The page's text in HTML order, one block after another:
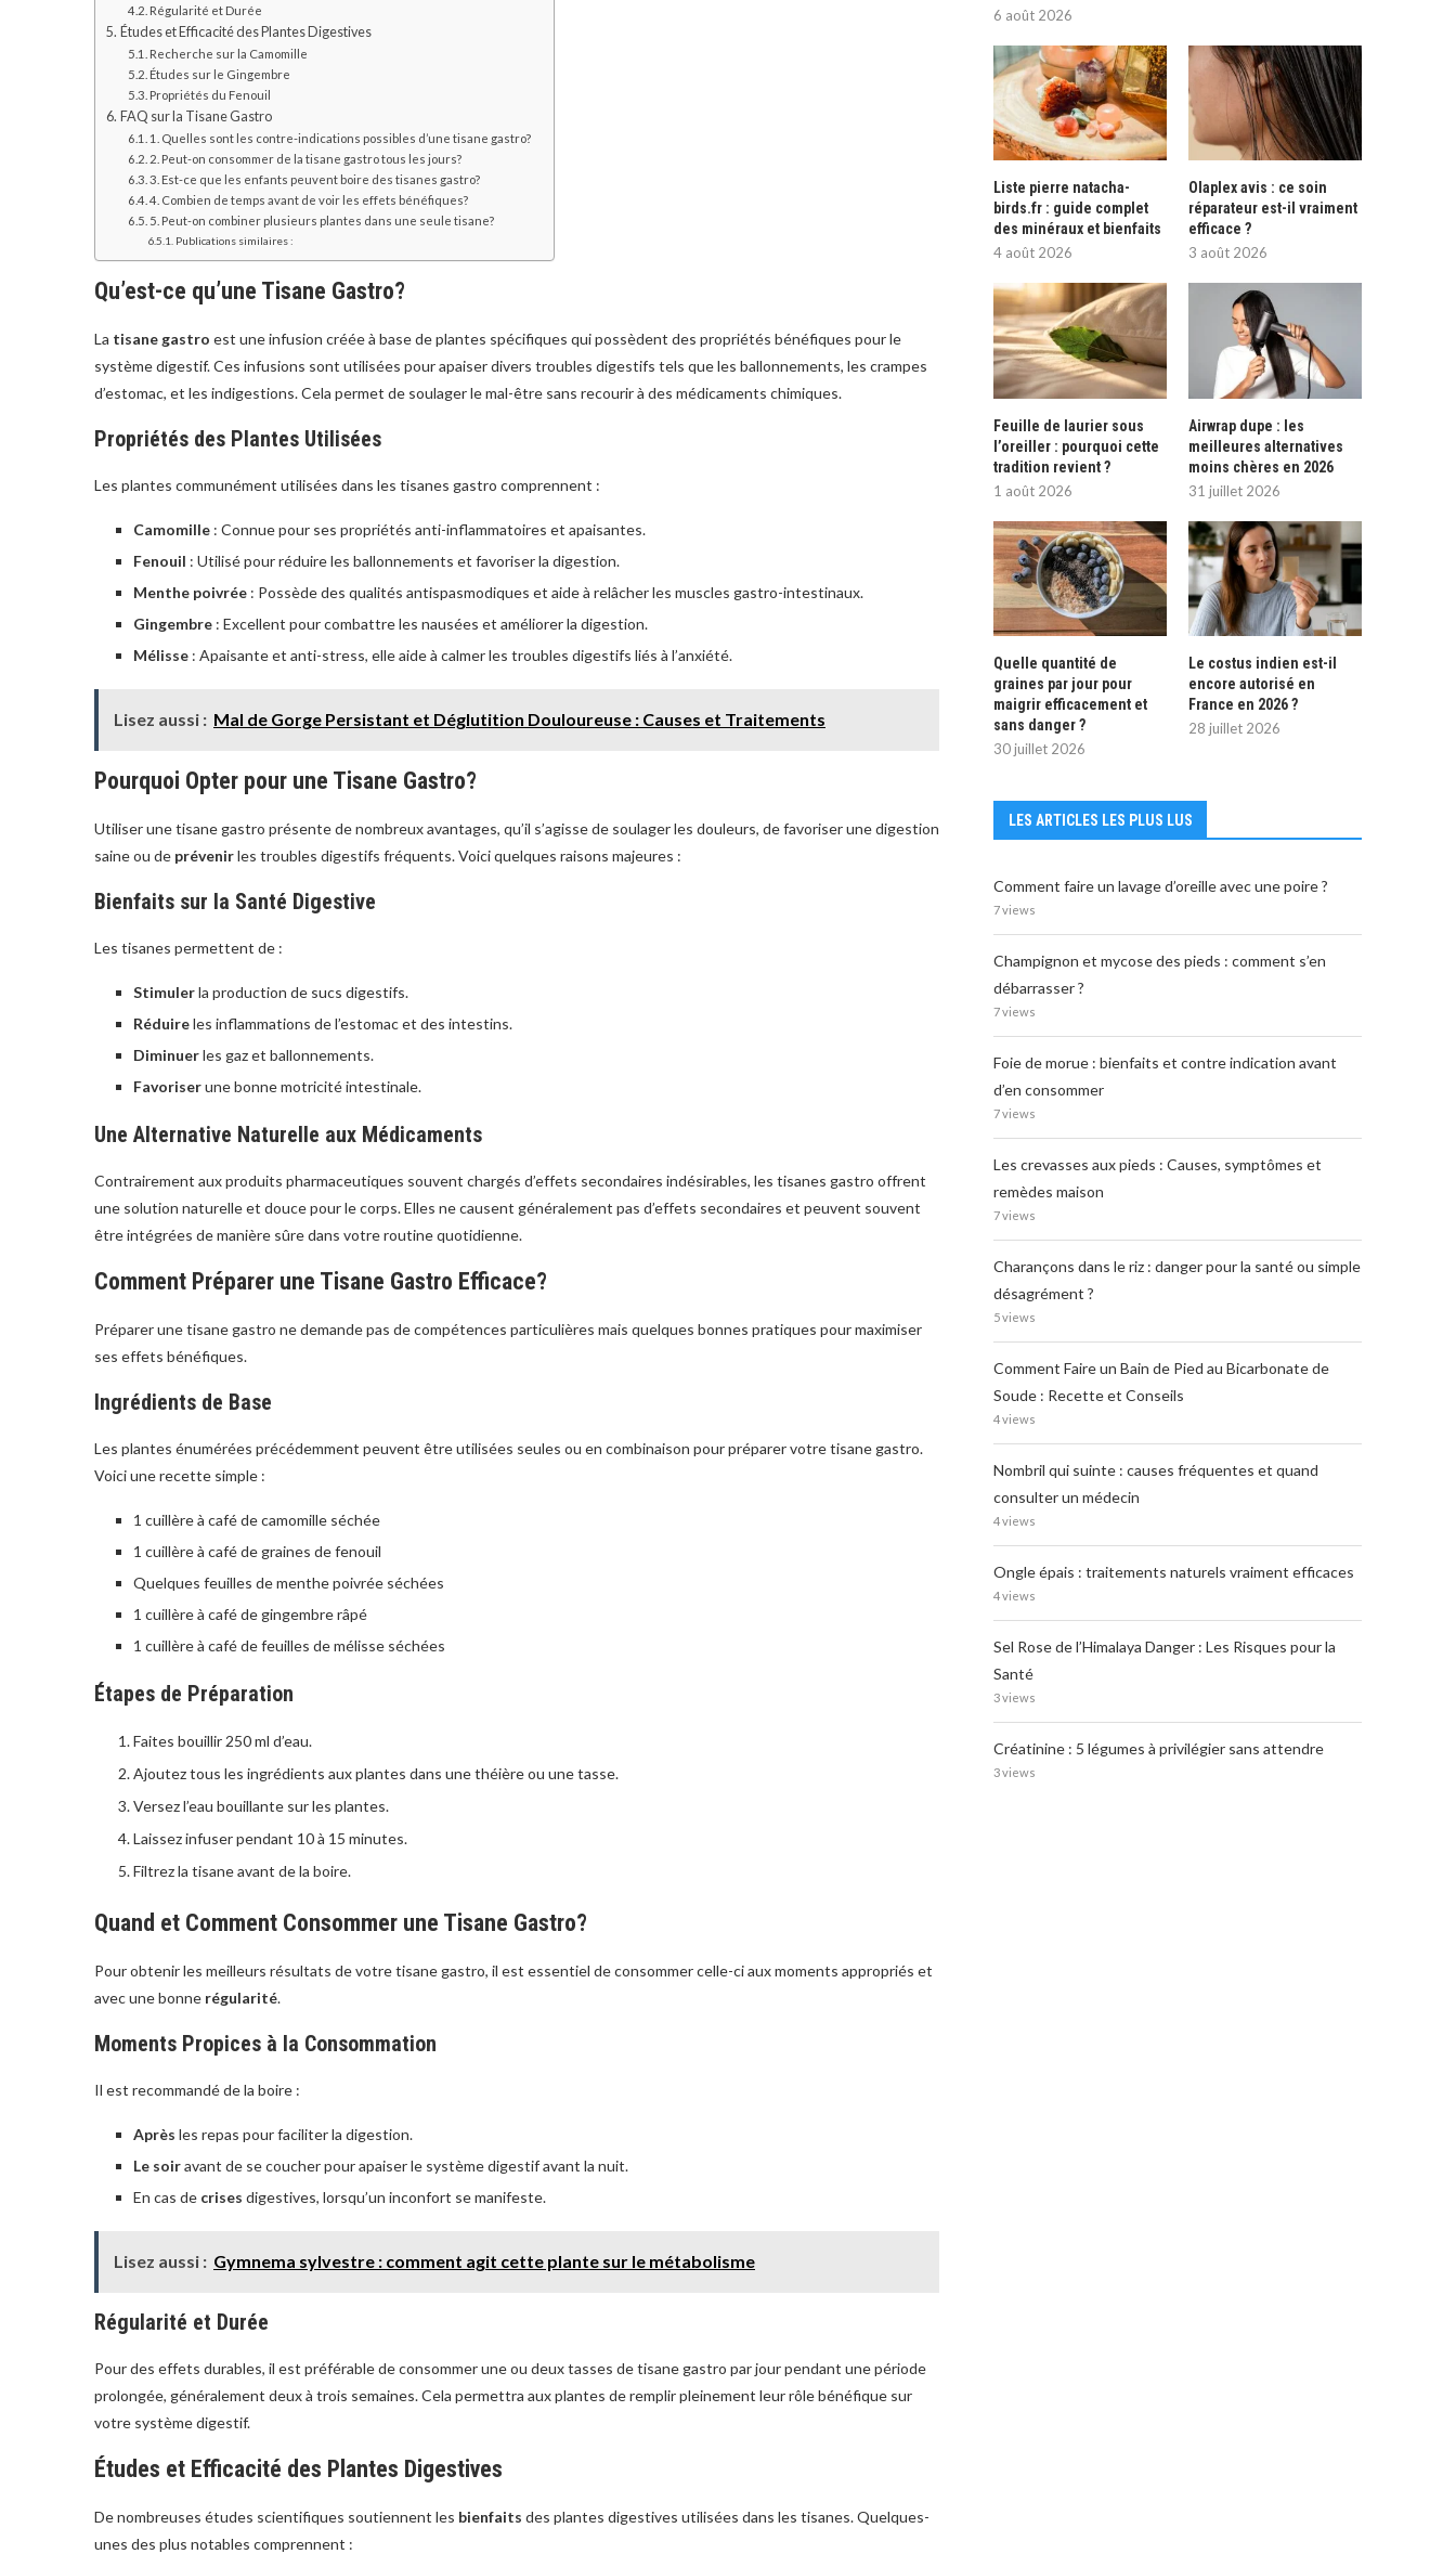
Régularité et Durée
Études et Efficacité des Plantes Digestives
Recherche sur la Camomille
Études sur le Gingembre
Propriétés du Fenouil
FAQ sur la Tisane Gastro
1. Quelles sont les contre-indications possibles d’une tisane gastro?
2. Peut-on consommer de la tisane gastro tous les jours?
3. Est-ce que les enfants peuvent boire des tisanes gastro?
4. Combien de temps avant de voir les effets bénéfiques?
5. Peut-on combiner plusieurs plantes dans une seule tisane?
Publications similaires :
Qu’est-ce qu’une Tisane Gastro?
La tisane gastro est une infusion créée à base de plantes spécifiques qui possèdent des propriétés bénéfiques pour le
système digestif. Ces infusions sont utilisées pour apaiser divers troubles digestifs tels que les ballonnements, les crampes
d’estomac, et les indigestions. Cela permet de soulager le mal-être sans recourir à des médicaments chimiques.
Propriétés des Plantes Utilisées
Les plantes communément utilisées dans les tisanes gastro comprennent :
Camomille : Connue pour ses propriétés anti-inflammatoires et apaisantes.
Fenouil : Utilisé pour réduire les ballonnements et favoriser la digestion.
Menthe poivrée : Possède des qualités antispasmodiques et aide à relâcher les muscles gastro-intestinaux.
Gingembre : Excellent pour combattre les nausées et améliorer la digestion.
Mélisse : Apaisante et anti-stress, elle aide à calmer les troubles digestifs liés à l’anxiété.
Lisez aussi : Mal de Gorge Persistant et Déglutition Douloureuse : Causes et Traitements
Pourquoi Opter pour une Tisane Gastro?
Utiliser une tisane gastro présente de nombreux avantages, qu’il s’agisse de soulager les douleurs, de favoriser une digestion
saine ou de prévenirles troubles digestifs fréquents. Voici quelques raisons majeures :
Bienfaits sur la Santé Digestive
Les tisanes permettent de :
Stimulerla production de sucs digestifs.
Réduireles inflammations de l’estomac et des intestins.
Diminuerles gaz et ballonnements.
Favoriserune bonne motricité intestinale.
Une Alternative Naturelle aux Médicaments
Contrairement aux produits pharmaceutiques souvent chargés d’effets secondaires indésirables, les tisanes gastro offrent
une solution naturelle et douce pour le corps. Elles ne causent généralement pas d’effets secondaires et peuvent souvent
être intégrées de manière sûre dans votre routine quotidienne.
Comment Préparer une Tisane Gastro Efficace?
Préparer une tisane gastro ne demande pas de compétences particulières mais quelques bonnes pratiques pour maximiser
ses effets bénéfiques.
Ingrédients de Base
Les plantes énumérées précédemment peuvent être utilisées seules ou en combinaison pour préparer votre tisane gastro.
Voici une recette simple :
1 cuillère à café de camomille séchée
1 cuillère à café de graines de fenouil
Quelques feuilles de menthe poivrée séchées
1 cuillère à café de gingembre râpé
1 cuillère à café de feuilles de mélisse séchées
Étapes de Préparation
Faites bouillir 250 ml d’eau.
Ajoutez tous les ingrédients aux plantes dans une théière ou une tasse.
Versez l’eau bouillante sur les plantes.
Laissez infuser pendant 10 à 15 minutes.
Filtrez la tisane avant de la boire.
Quand et Comment Consommer une Tisane Gastro?
Pour obtenir les meilleurs résultats de votre tisane gastro, il est essentiel de consommer celle-ci aux moments appropriés et
avec une bonne régularité.
Moments Propices à la Consommation
Il est recommandé de la boire :
Après les repas pour faciliter la digestion.
Le soiravant de se coucher pour apaiser le système digestif avant la nuit.
En cas de crises digestives, lorsqu’un inconfort se manifeste.
Lisez aussi : Gymnema sylvestre : comment agit cette plante sur le métabolisme
Régularité et Durée
Pour des effets durables, il est préférable de consommer une ou deux tasses de tisane gastro par jour pendant une période
prolongée, généralement deux à trois semaines. Cela permettra aux plantes de remplir pleinement leur rôle bénéfique sur
votre système digestif.
Études et Efficacité des Plantes Digestives
De nombreuses études scientifiques soutiennent les bienfaits des plantes digestives utilisées dans les tisanes. Quelques-
unes des plus notables comprennent :
6 août 2026
Liste pierre natacha-
birds.fr : guide complet
des minéraux et bienfaits
4 août 2026
Olaplex avis : ce soin
réparateur est-il vraiment
efficace ?
3 août 2026
Feuille de laurier sous
l’oreiller : pourquoi cette
tradition revient ?
1 août 2026
Airwrap dupe : les
meilleures alternatives
moins chères en 2026
31 juillet 2026
Quelle quantité de
graines par jour pour
maigrir efficacement et
sans danger ?
30 juillet 2026
Le costus indien est-il
encore autorisé en
France en 2026 ?
28 juillet 2026
LES ARTICLES LES PLUS LUS
Comment faire un lavage d’oreille avec une poire ?
7 views
Champignon et mycose des pieds : comment s’en
débarrasser ?
7 views
Foie de morue : bienfaits et contre indication avant
d’en consommer
7 views
Les crevasses aux pieds : Causes, symptômes et
remèdes maison
7 views
Charançons dans le riz : danger pour la santé ou simple
désagrément ?
5 views
Comment Faire un Bain de Pied au Bicarbonate de
Soude : Recette et Conseils
4 views
Nombril qui suinte : causes fréquentes et quand
consulter un médecin
4 views
Ongle épais : traitements naturels vraiment efficaces
4 views
Sel Rose de l’Himalaya Danger : Les Risques pour la
Santé
3 views
Créatinine : 5 légumes à privilégier sans attendre
3 views